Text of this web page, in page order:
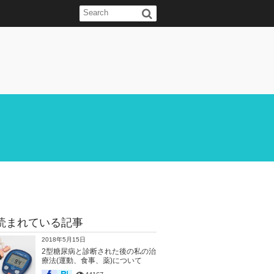
まれている記事
2018年5月15日
2型糖尿病と診断された後の私の治
療法(運動、食事、薬)について